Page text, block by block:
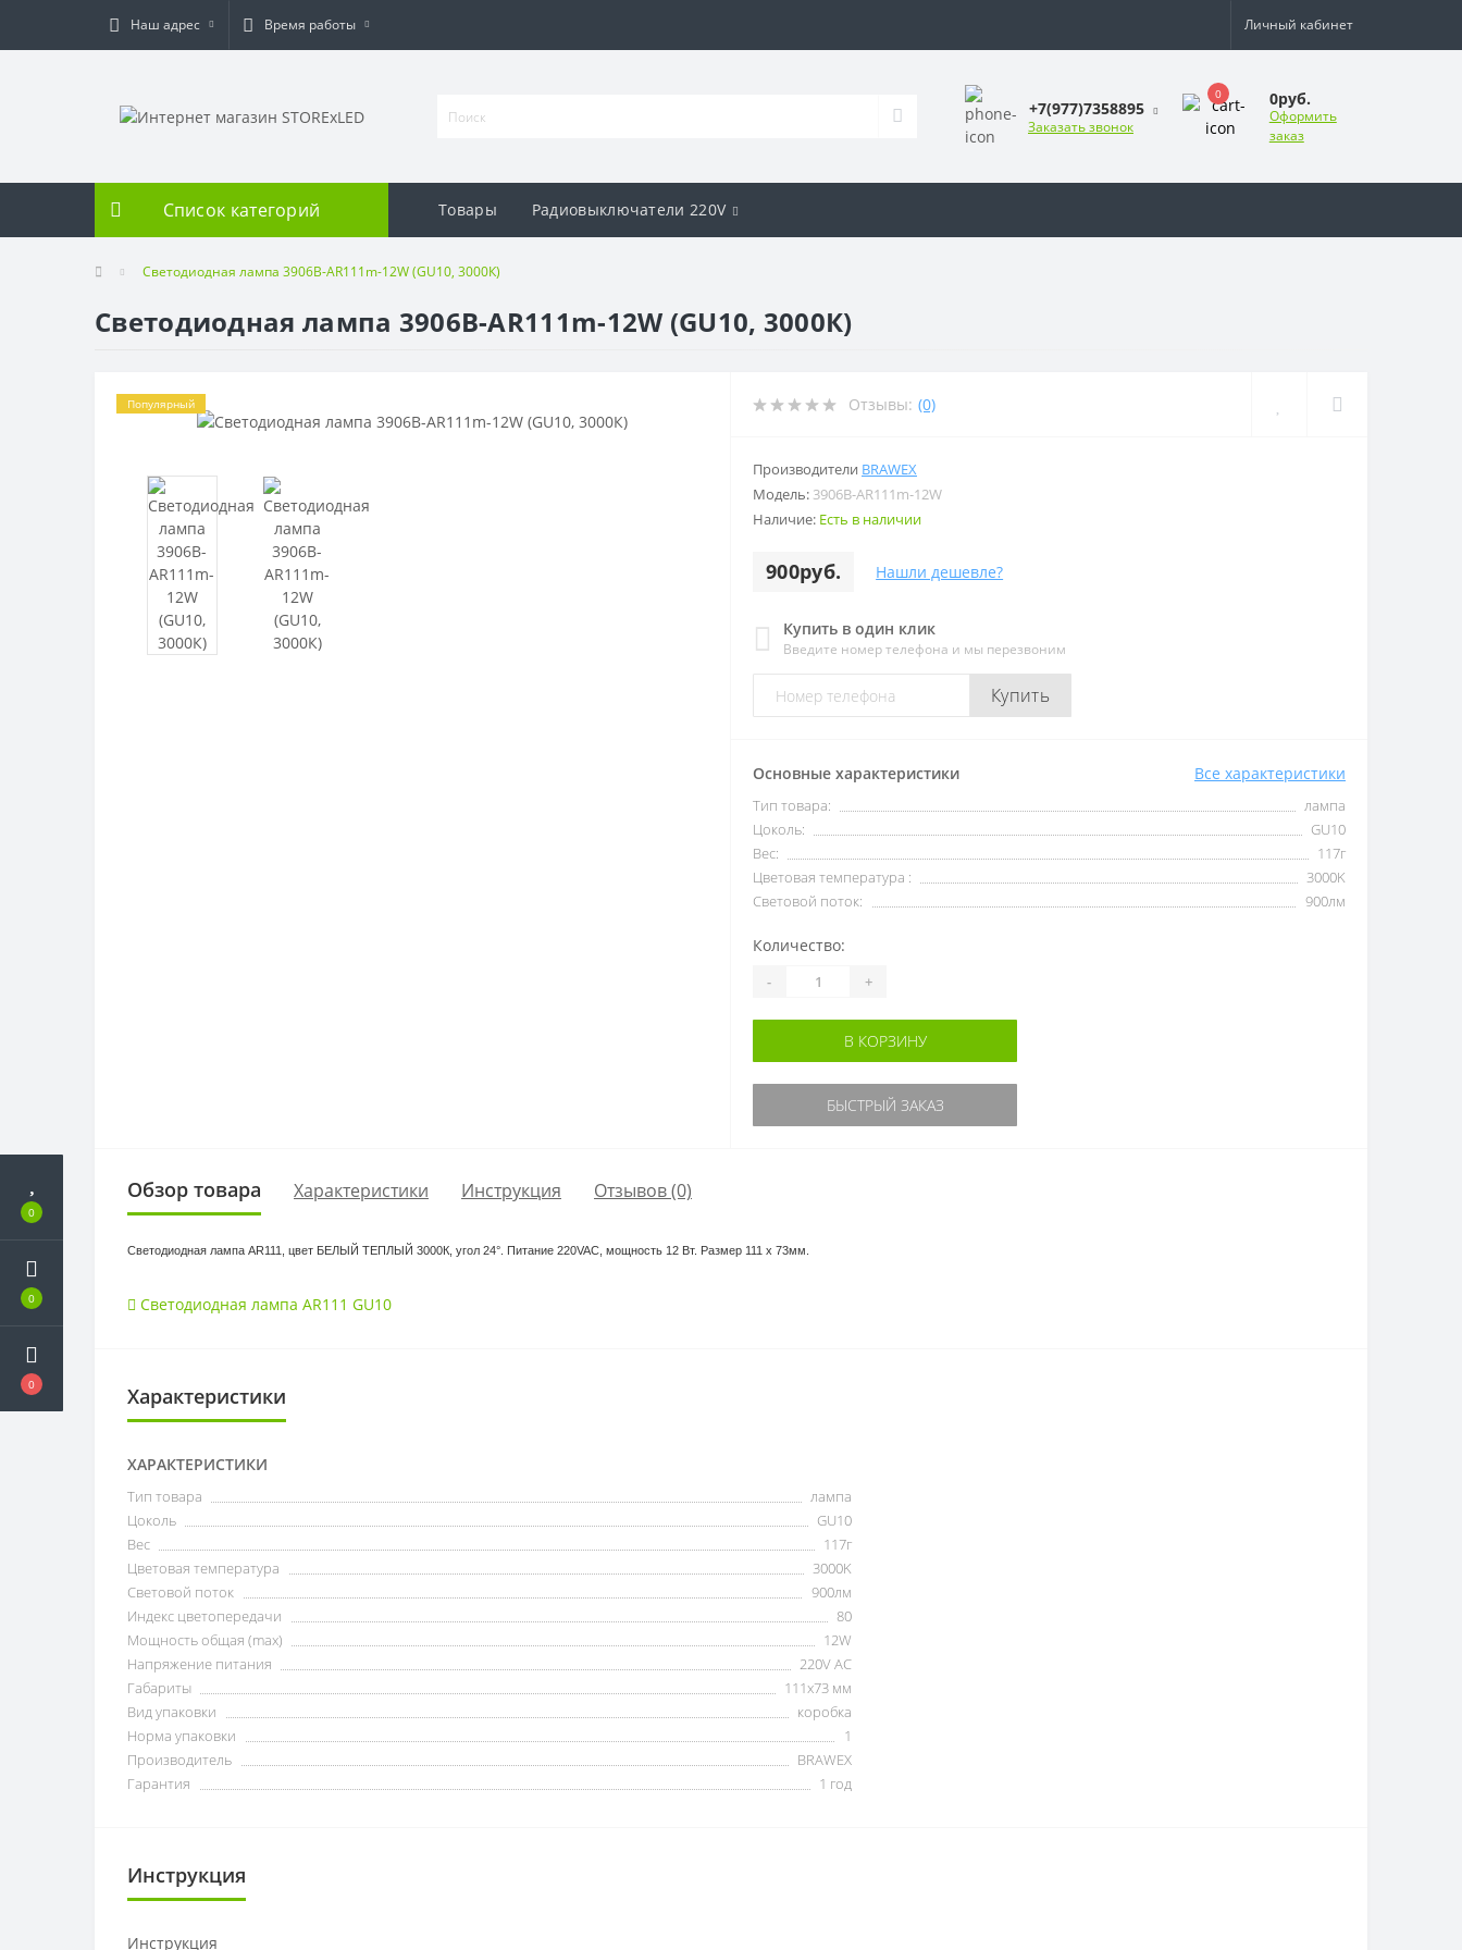
0
0
0
Наш адрес Время работы Личный кабинет
+7(977)7358895
Заказать звонок
0 0руб.
Оформить
заказ
Список категорий Товары Радиовыключатели 220V
Светодиодная лампа 3906B-AR111m-12W (GU10, 3000К)
Светодиодная лампа 3906B-AR111m-12W (GU10, 3000К)
Популярный Отзывы: (0)
Производители BRAWEX
Модель: 3906B-AR111m-12W
Наличие: Есть в наличии
900руб. Нашли дешевле?
Купить в один клик
Введите номер телефона и мы перезвоним
Купить
Основные характеристики Все характеристики
Тип товара:
лампа
Цоколь:
GU10
Вес:
117г
Цветовая температура :
3000K
Световой поток:
900лм
Количество:
- +
В КОРЗИНУ
БЫСТРЫЙ ЗАКАЗ
Обзор товара Характеристики Инструкция Отзывов (0)
Светодиодная лампа AR111, цвет БЕЛЫЙ ТЕПЛЫЙ 3000К, угол 24°. Питание 220VAC, мощность 12 Вт. Размер 111 х 73мм.
Светодиодная лампа AR111 GU10
Характеристики
ХАРАКТЕРИСТИКИ
Тип товара
лампа
Цоколь
GU10
Вес
117г
Цветовая температура
3000K
Световой поток
900лм
Индекс цветопередачи
80
Мощность общая (max)
12W
Напряжение питания
220V AC
Габариты
111х73 мм
Вид упаковки
коробка
Норма упаковки
1
Производитель
BRAWEX
Гарантия
1 год
Инструкция
Инструкция